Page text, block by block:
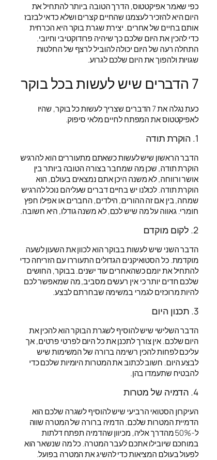
כפי שאמר אפיקטטוס, הדרך הטובה ביותר להתחיל את
היום היא להזכיר לעצמנו שהחיים קצרים ושלא כדאי לבזבז
אותם בחיים של אחרים. יצירת שגרת בוקר היא הכרחית
כדי להכין את היום שלכם כך שיהיה פרודוקטיבי וחיובי.
התחלה רעה של היום יכולה להוביל לרצף של החלטות
שגויות ולהפוך את היום שלכם לגרוע.
7 הדברים שיש לעשות בכל בוקר
כעת נגלה את 7 הדברים שצריך לעשות כל בוקר, שהיו
לאפיקטטוס את המפתח לחיים מלאי סיפוק.
1. הוקרת תודה
הדבר הראשון שיש לעשות כשאתם מתעוררים הוא להרגיש
הוקרת תודה, שכן מה שמחבר בצורה הטובה ביותר בין
אושר ורווחה, לא משנה היכן אתם נמצאים בעולם, הוא
הוקרת תודה. לכולנו יש בחיים דברים שעליהם נוכל להרגיש
שמחה, בין אם זה ההורים, הילדים, החברים או אפילו חפץ
חומרי. גאווה על מה שיש לכם, לא משנה גודלו, היא חשובה.
2. לקום מוקדם
הדבר השני שיש לעשות בבוקר הוא לכוון את השעון לשעה
מוקדמת. כל הסטואיקנים הגדולים התעוררו עם הזריחה כדי
להתחיל את יומם כשהאחרים עוד ישנים. בבוקר, החושים
שלכם חדים יותר כי אין רעשים מסביב, מה שמאפשר לכם
להיות מרוכזים לגמרי במשימה שבחרתם לבצע.
3. תכנון היום
הדבר השלישי שיש להוסיף לשגרת הבוקר הוא להכין את
היום שלכם. אין צורך לתכנן את כל היום לפרטי פרטים, אך
עליכם לפחות להכין רשימה ברורה של המשימות שיש
לבצע היום. חשוב לכתוב את המטרות היומיות שלכם כדי
להבטיח שתעמדו בהן.
4. הדמיה של מטרות
העיקרון הסטואי הרביעי שיש להוסיף לשגרה שלכם הוא
הדמיית המטרות שלכם. הדמיה ברורה של המטרה שווה
ל-50% מהדרך אליה, מכיוון שהדמיה תפתח דלתות
במוחכם שיובילו אתכם לעבר המטרה. כל מה שנשאר הוא
לפעול בעולם המציאות כדי להשיג את המטרה בפועל.